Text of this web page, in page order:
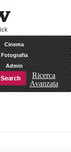
Cinema
Fotografia
Admin
Ricerca
Avanzata